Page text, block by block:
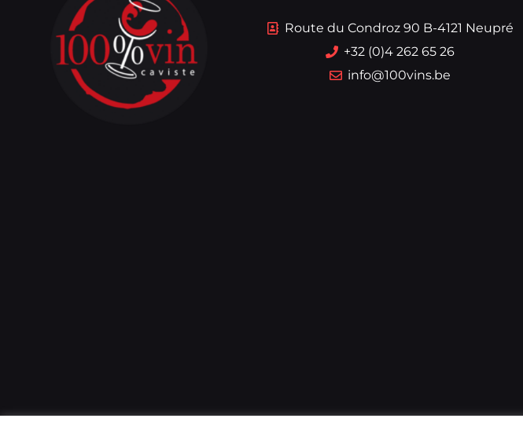
Route du Condroz 90 B-4121 Neupré
+32 (0)4 262 65 26
info@100vins.be